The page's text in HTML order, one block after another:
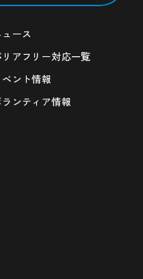
ュース
リアフリー対応一覧
ベント情報
ランティア情報